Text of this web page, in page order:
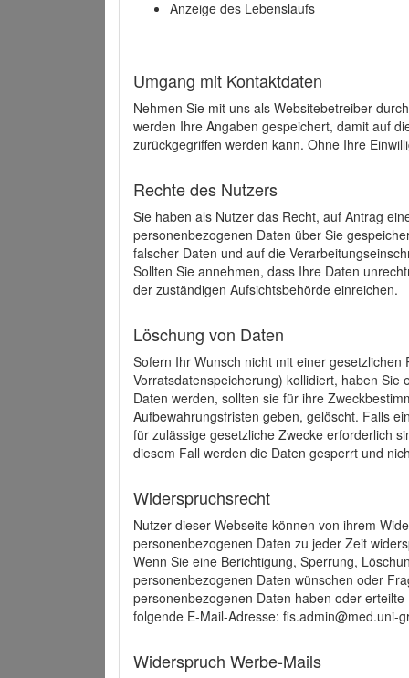
Anzeige des Lebenslaufs
Umgang mit Kontaktdaten
Nehmen Sie mit uns als Websitebetreiber
werden Ihre Angaben gespeichert, damit auf
zurückgegriffen werden kann. Ohne Ihre
Rechte des Nutzers
Sie haben als Nutzer das Recht, auf Antrag
personenbezogenen Daten über Sie
falscher Daten und auf die
Sollten Sie annehmen, dass Ihre Daten
der zuständigen Aufsichtsbehörde einreichen.
Löschung von Daten
Sofern Ihr Wunsch nicht mit einer
Vorratsdatenspeicherung) kollidiert, haben
Daten werden, sollten sie für ihre
Aufbewahrungsfristen geben, gelöscht. Falls
für zulässige gesetzliche Zwecke erforderlich
diesem Fall werden die Daten gesperrt und
Widerspruchsrecht
Nutzer dieser Webseite können von ihrem
personenbezogenen Daten zu jeder Zeit
Wenn Sie eine Berichtigung, Sperrung,
personenbezogenen Daten wünschen oder
personenbezogenen Daten haben oder
folgende E-Mail-Adresse: fis.admin@med.uni-
Widerspruch Werbe-Mails